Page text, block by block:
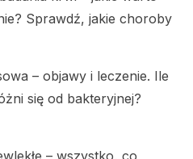
Sprawdź, jakie choroby
– objawy i leczenie. Ile
się od bakteryjnej?
– wszystko, co